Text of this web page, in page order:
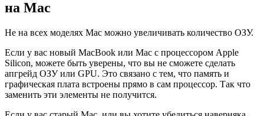
на Mac
Не на всех моделях Mac можно увеличивать количество ОЗУ.
Если у вас новый MacBook или Mac с процессором Apple
Silicon, можете быть уверены, что вы не сможете сделать
апгрейд ОЗУ или GPU. Это связано с тем, что память и
графическая плата встроены прямо в сам процессор. Так что
заменить эти элементы не получится.